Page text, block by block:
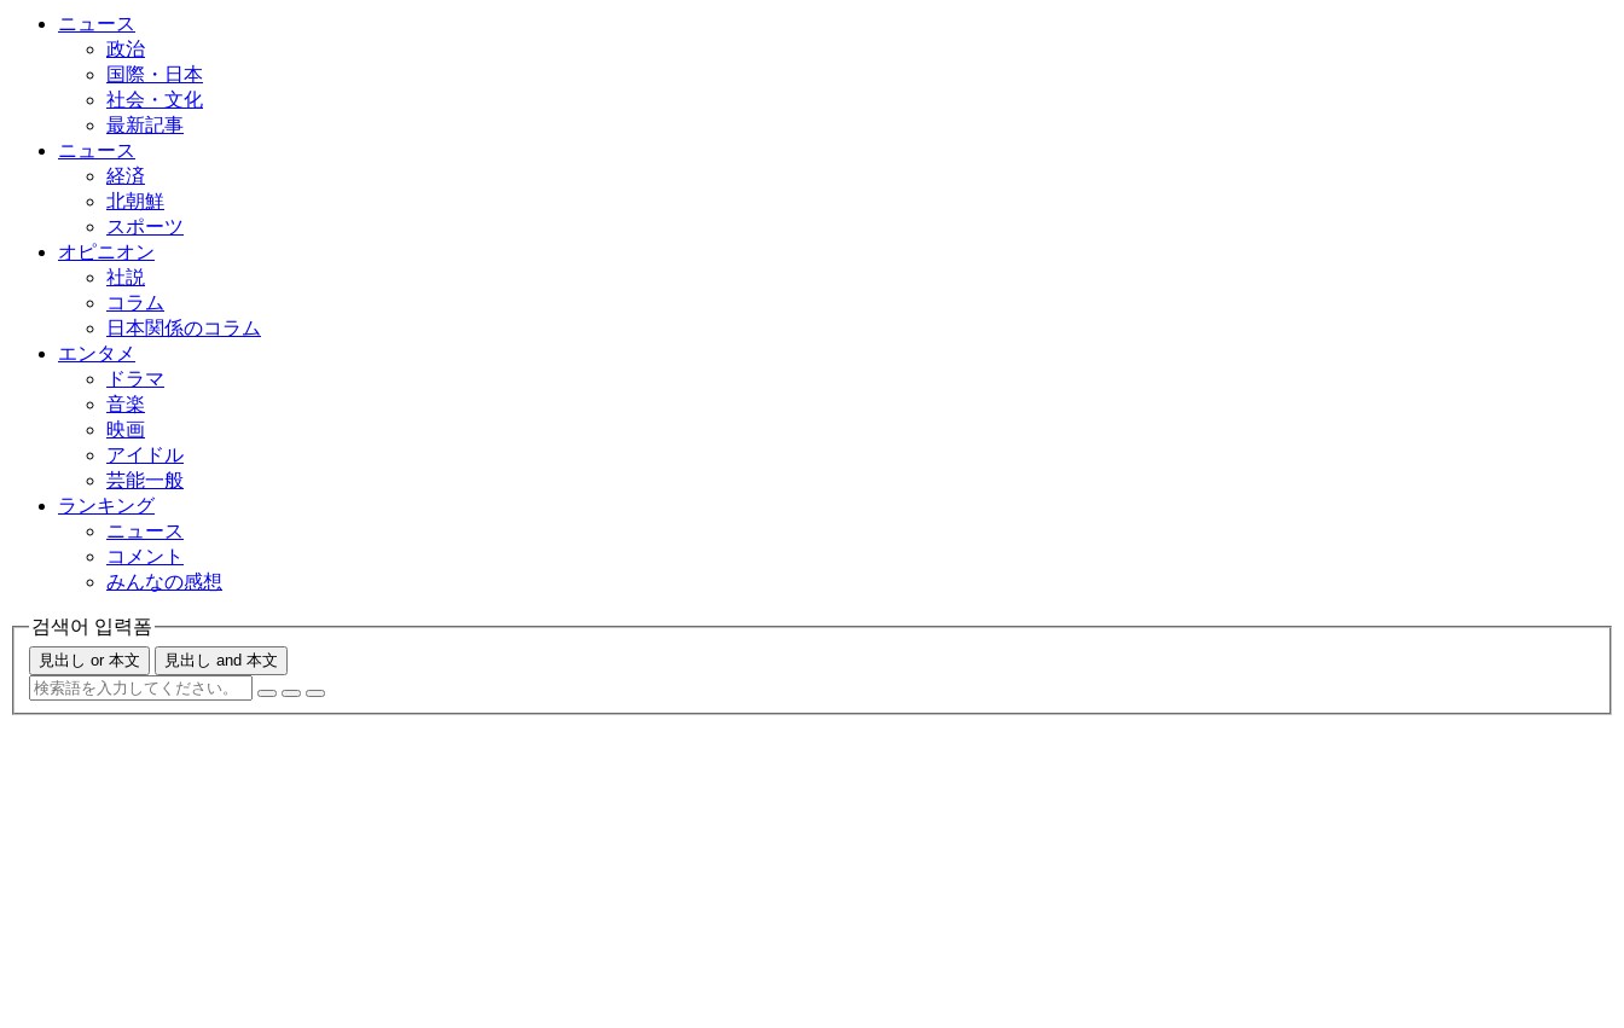
ニュース
政治
国際・日本
社会・文化
最新記事
ニュース
経済
北朝鮮
スポーツ
オピニオン
社説
コラム
日本関係のコラム
エンタメ
ドラマ
音楽
映画
アイドル
芸能一般
ランキング
ニュース
コメント
みんなの感想
검색어 입력폼
見出し or 本文 見出し and 本文